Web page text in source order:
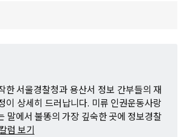
서울경찰청과 용산서 정보 간부들의 재
상세히 드러납니다. 미류 인권운동사랑
말에서 불똥의 가장 깊숙한 곳에 정보경찰
럼 보기